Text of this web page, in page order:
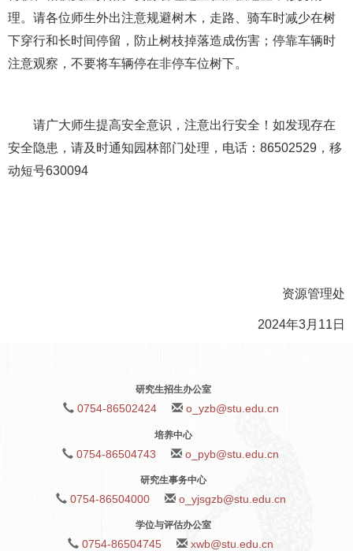
理。请各位师生外出注意规避树木，走路、骑车时减少在树
下穿行和长时间停留，防止树枝掉落造成伤害；停靠车辆时
注意观察，不要将车辆停在非停车位树下。
请广大师生提高安全意识，注意出行安全！如发现存在
安全隐患，请及时通知园林部门处理，电话：86502529，移
动短号630094
资源管理处
2024年3月11日
研究生招生办公室
0754-86502424 o_yzb@stu.edu.cn
培养中心
0754-86504743 o_pyb@stu.edu.cn
研究生事务中心
0754-86504000 o_yjsgzb@stu.edu.cn
学位与评估办公室
0754-86504745 xwb@stu.edu.cn